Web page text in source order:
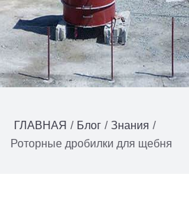
ГЛАВНАЯ / Блог / Знания /
Роторные дробилки для щебня